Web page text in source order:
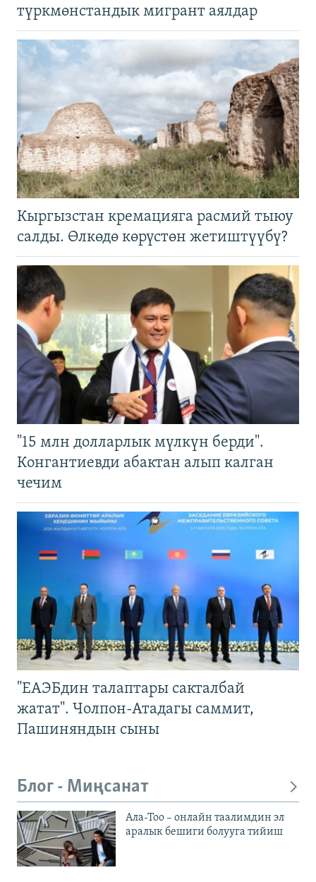
түркмөнстандык мигрант аялдар
Кыргызстан кремацияга расмий тыюу
салды. Өлкөдө көрүстөн жетиштүүбү?
"15 млн долларлык мүлкүн берди".
Конгантиевди абактан алып калган
чечим
"ЕАЭБдин талаптары сакталбай
жатат". Чолпон-Атадагы саммит,
Пашиняндын сыны
Блог - Миңсанат
Ала-Тоо – онлайн таалимдин эл
аралык бешиги болууга тийиш